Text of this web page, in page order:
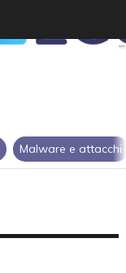
Malware e attacchi